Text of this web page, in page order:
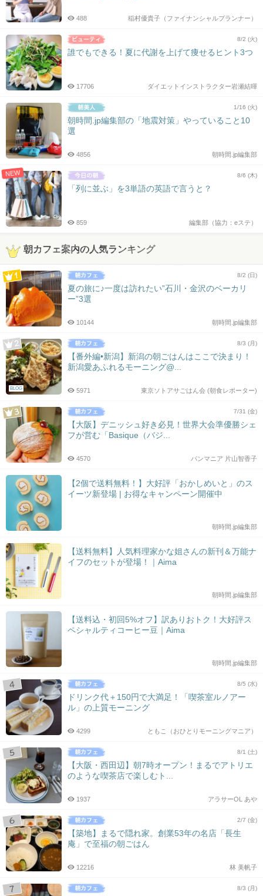
稲村優貴子（ファイナンシャルプランナー）
488
8/2 (火)
誰でもできる！夏に代謝を上げて痩せるヒント3つ
ダイエットインストラクター岩瀬結暉
17706
1/16 (火)
朝時間.jp編集部の「地震対策」やっていること10
選
朝時間.jp編集部
4856
NEW 8/6 (木)
「列に並ぶ」を3単語の英語で言うと？
編集部（協力：eステ）
859
朝カフェ案内の人気ランキング
8/2 (日)
夏の旅に♪一度は訪れたい”石川・金沢のベーカリ
ー”3選
朝時間.jp編集部
10144
BLOG
8/3 (月)
【番外編•新潟】新潟の朝ごはんはここで決まり！
新潟愛あふれるモーニング@...
東京ソトアサごはん会 (朝食レポーター)
5971
7/31 (金)
【大阪】デニッシュ好き必見！世界大会準優勝シェ
フが営む「Basique（バジ...
パンマニア 片山智香子
4570
【2個で送料無料！】大好評「おかしめいと」のス
イーツ新登場 | お得なキャンペーン開催中
朝時間.jp編集部
【送料無料】人気料理家かな姐さんの新刊＆万能ナ
イフのセットが登場！｜Aima
朝時間.jp編集部
【送料込・初回5%オフ】訳ありおトク！大好評ス
ペシャルティコーヒー豆｜Aima
朝時間.jp編集部
8/5 (水)
ドリンク代＋150円で大満足！「喫茶室ルノアー
ル」の上質モーニング
ともこ（おひとりモーニングマニア）
4299
8/1 (土)
【大阪・西田辺】朝7時オープン！まるでアトリエ
のような喫茶店で楽しむト...
アラサーOL あや
1937
2/7 (金)
【築地】まるで隠れ家。創業53年の名店「長生
庵」で至福の朝ごはん
林 美帆子
12216
8/3 (月)